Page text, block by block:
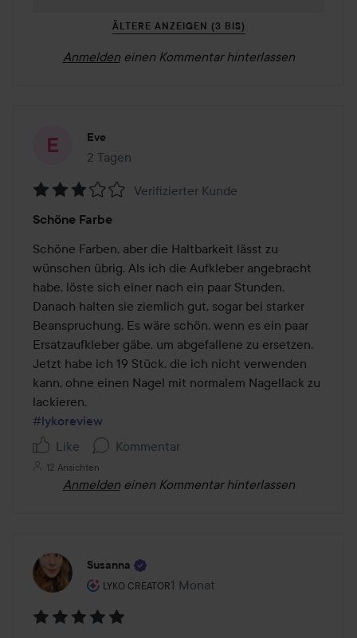
ÄLTERE ANZEIGEN (3 BIS)
Anmelden einen Kommentar hinterlassen
Eve
2 Tagen
Der Beitrag wurde 2 Tagen erstellt
3
von
5
Verifizierter Kunde
Schöne Farbe
Schöne Farben, aber die Haltbarkeit lässt zu
wünschen übrig. Als ich die Aufkleber angebracht
habe, löste sich einer nach ein paar Stunden.
Danach halten sie ziemlich gut, sogar bei starker
Beanspruchung. Es wäre schön, wenn es ein paar
Ersatzaufkleber gäbe, um abgefallene zu ersetzen.
Jetzt habe ich 19 Stück, die ich nicht verwenden
kann, ohne einen Nagel mit normalem Nagellack zu
#lykoreview
Like
Kommentar
12 Ansichten
Anmelden einen Kommentar hinterlassen
Susanna
LYKO CREATOR
Rolle des Benutzers: Lyko Creator.
1 Monat
Der Beitrag wurde 1 Monat